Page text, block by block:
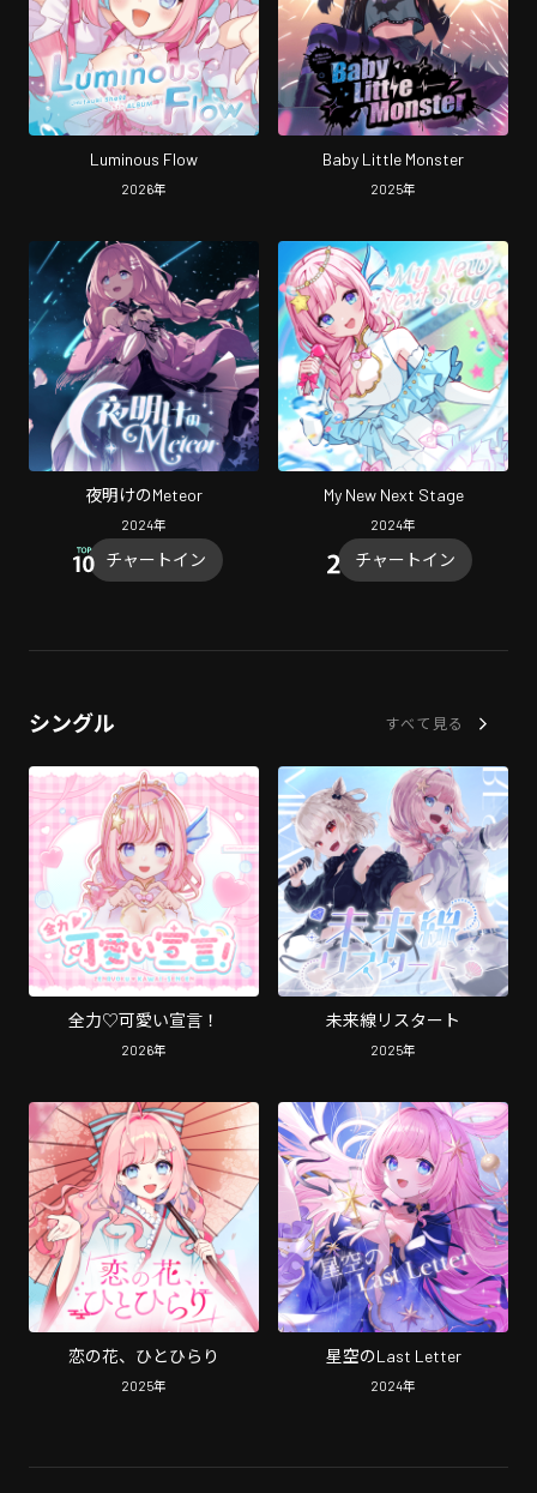
Luminous Flow
2026年
Baby Little Monster
2025年
夜明けのMeteor
2024年
チャートイン
My New Next Stage
2024年
チャートイン
シングル すべて見る
全力♡可愛い宣言！
2026年
未来線リスタート
2025年
恋の花、ひとひらり
2025年
星空のLast Letter
2024年